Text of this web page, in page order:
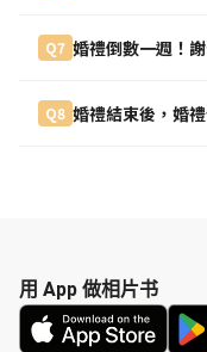
Q7 婚禮倒數一週！
Q8 婚禮結束後，婚
用 App 做相片书